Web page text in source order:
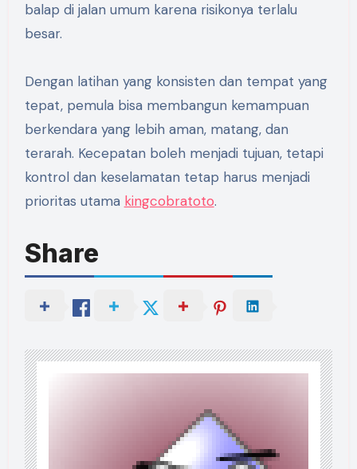
balap di jalan umum karena risikonya terlalu
besar.
Dengan latihan yang konsisten dan tempat yang
tepat, pemula bisa membangun kemampuan
berkendara yang lebih aman, matang, dan
terarah. Kecepatan boleh menjadi tujuan, tetapi
kontrol dan keselamatan tetap harus menjadi
prioritas utama kingcobratoto.
Share